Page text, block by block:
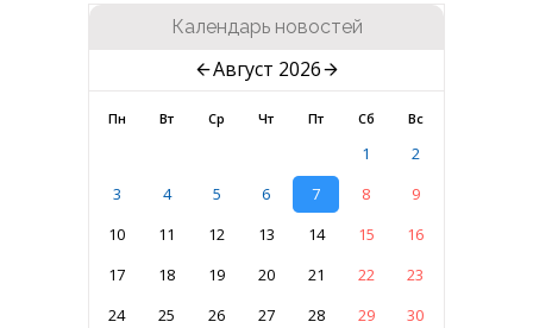
Календарь новостей
Август 2026
Пн Вт Ср Чт Пт Сб Вс
1
2
3
4 5 6 7 8
9
10
11 12 13 14 15
16
17
18 19 20 21 22
23
24
25 26 27 28 29
30